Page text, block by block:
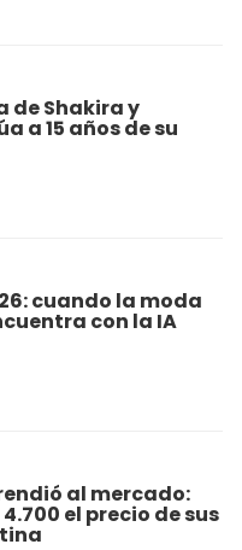
de Shakira y
a 15 años de su
cuando la moda
con la IA
al mercado:
el precio de sus